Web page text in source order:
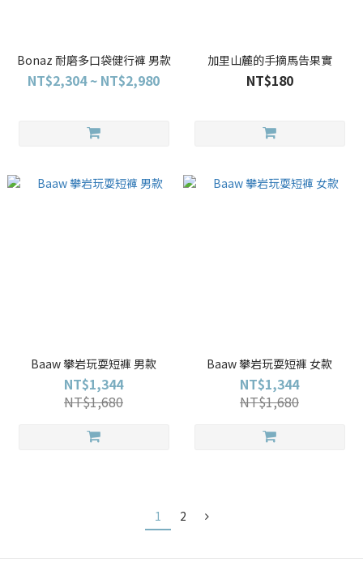
Bonaz 耐磨多口袋健行褲 男款
NT$2,304 ~ NT$2,980
加里山麓的手摘馬告果實
NT$180
Baaw 攀岩玩耍短褲 男款
NT$1,344
NT$1,680
Baaw 攀岩玩耍短褲 女款
NT$1,344
NT$1,680
1 2